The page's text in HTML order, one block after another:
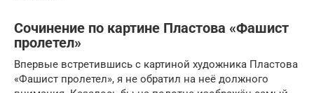
Сочинение по картине Пластова «Фашист
пролетел»
Впервые встретившись с картиной художника Пластова
«Фашист пролетел», я не обратил на неё должного